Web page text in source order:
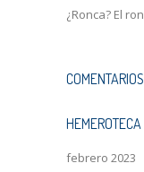
¿Ronca? El
HEMEROTECA
febrero 2023